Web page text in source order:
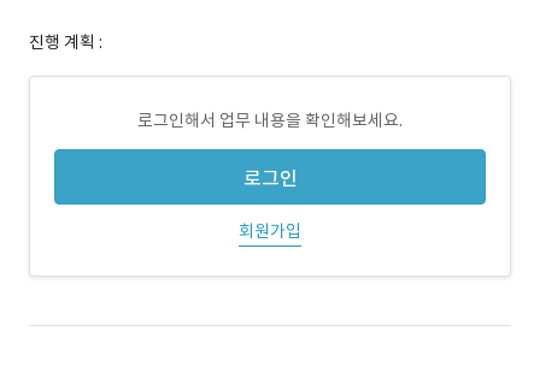
진행 계획 :
로그인해서 업무 내용을 확인해보세요.
로그인
회원가입